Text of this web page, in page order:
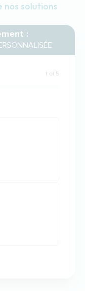
nos solutions
:
1 of 5